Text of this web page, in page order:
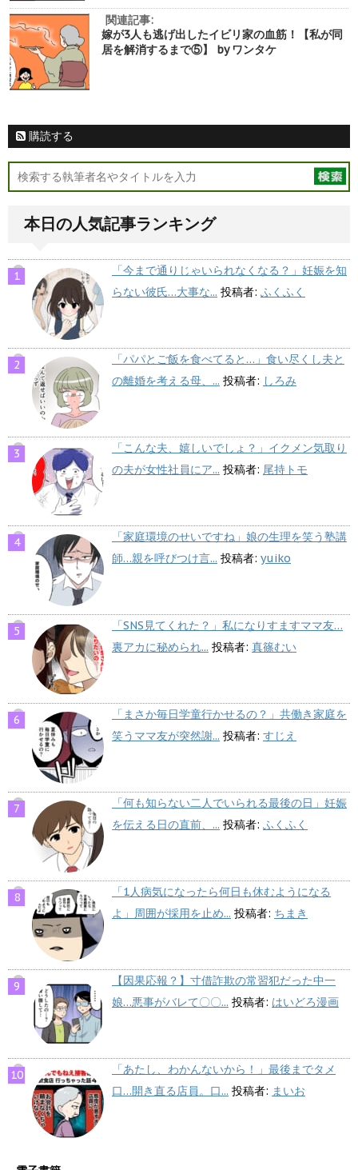
関連記事:
嫁が3人も逃げ出したイビリ家の血筋！【私が同
居を解消するまで⑤】 by ワンタケ
購読する
本日の人気記事ランキング
「今まで通りじゃいられなくなる？」妊娠を知
らない彼氏…大事な... 投稿者: ふくふく
「パパとご飯を食べてると…」食い尽くし夫と
の離婚を考える母、... 投稿者: しろみ
「こんな夫、嬉しいでしょ？」イクメン気取り
の夫が女性社員にア... 投稿者: 尾持トモ
「家庭環境のせいですね」娘の生理を笑う塾講
師…親を呼びつけ言... 投稿者: yuiko
「SNS見てくれた？」私になりすますママ友…
裏アカに秘められ... 投稿者: 真篠むい
「まさか毎日学童行かせるの？」共働き家庭を
笑うママ友が突然謝... 投稿者: すじえ
「何も知らない二人でいられる最後の日」妊娠
を伝える日の直前、... 投稿者: ふくふく
「1人病気になったら何日も休むようになる
よ」周囲が採用を止め... 投稿者: ちまき
【因果応報？】寸借詐欺の常習犯だった中一
娘…悪事がバレて〇〇... 投稿者: はいどろ漫画
「あたし、わかんないから！」最後までタメ
口…開き直る店員。口... 投稿者: まいお